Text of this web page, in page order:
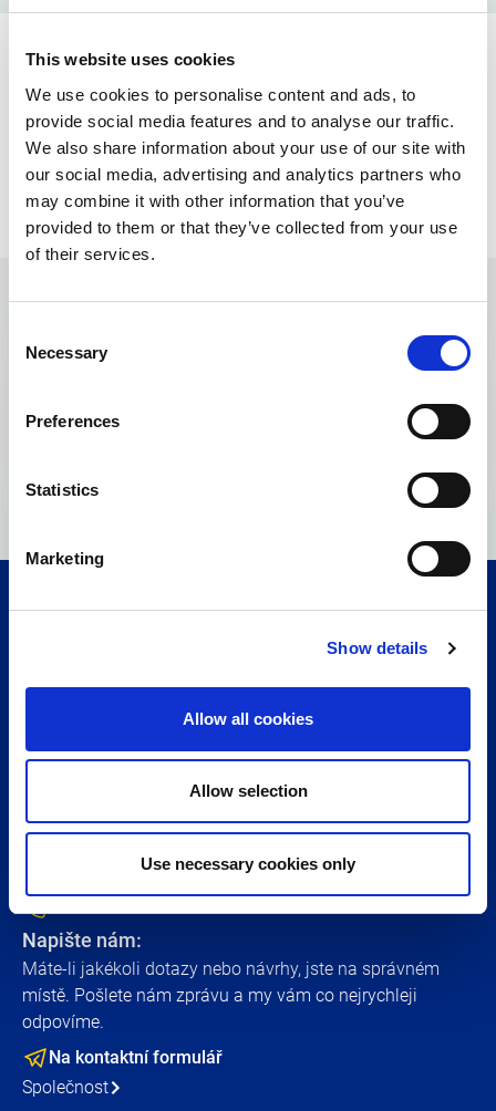
This website uses cookies
We use cookies to personalise content and ads, to
provide social media features and to analyse our traffic.
We also share information about your use of our site with
our social media, advertising and analytics partners who
may combine it with other information that you’ve
provided to them or that they’ve collected from your use
of their services.
Selection
Necessary
Preferences
Statistics
Marketing
Show details
Allow all cookies
Allow selection
Use necessary cookies only
Technické specifikace
Technické specifikace všech variant najdete v
našem digitálním katalogu.
Stáhněte si katalog
Kontaktujte nás
Máte ještě nějaké otázky? Rádi vám pomůžeme.
Indoor Air Quality Sales
Neváhejte nás kontaktovat:
48147 Münster
© 2026 Hengst SE
Napište nám:
Máte-li jakékoli dotazy nebo návrhy, jste na správném
místě. Pošlete nám zprávu a my vám co nejrychleji
odpovíme.
Na kontaktní formulář
Společnost